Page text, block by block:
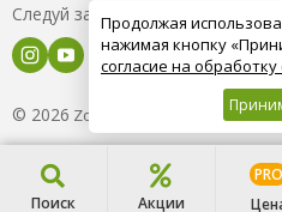
Следуй за нами
© 2026 ZooOptTorg.KZ 8 (800) 004-
Поиск Акции
PRO
Продолжая
нажимая кнопку
согласие на